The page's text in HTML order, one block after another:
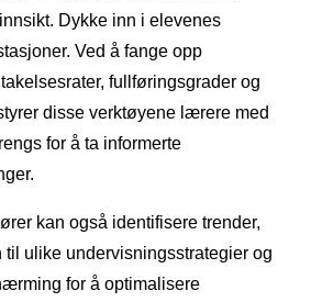
Dykke inn i elevenes
Ved å fange opp
fullføringsgrader og
disse verktøyene lærere med
for å ta informerte
kan også identifisere trender,
til ulike undervisningsstrategier og
for å optimalisere